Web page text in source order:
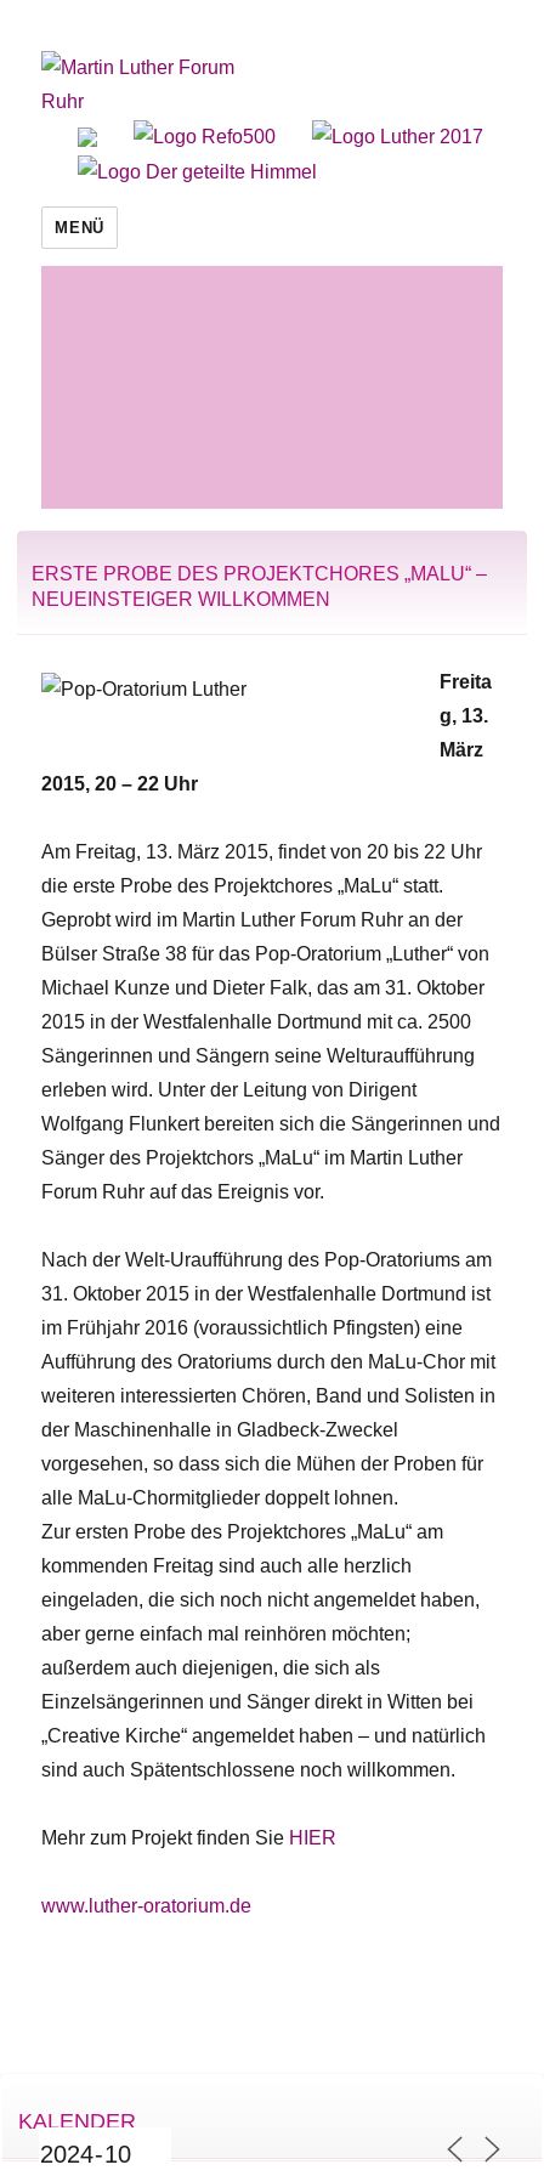
Martin Luther Forum Ruhr
MENÜ
ERSTE PROBE DES PROJEKTCHORES „MALU“ –
NEUEINSTEIGER WILLKOMMEN
Freita
g, 13.
März
2015, 20 – 22 Uhr
Am Freitag, 13. März 2015, findet von 20 bis 22 Uhr
die erste Probe des Projektchores „MaLu“ statt.
Geprobt wird im Martin Luther Forum Ruhr an der
Bülser Straße 38 für das Pop-Oratorium „Luther“ von
Michael Kunze und Dieter Falk, das am 31. Oktober
2015 in der Westfalenhalle Dortmund mit ca. 2500
Sängerinnen und Sängern seine Welturaufführung
erleben wird. Unter der Leitung von Dirigent
Wolfgang Flunkert bereiten sich die Sängerinnen und
Sänger des Projektchors „MaLu“ im Martin Luther
Forum Ruhr auf das Ereignis vor.
Nach der Welt-Uraufführung des Pop-Oratoriums am
31. Oktober 2015 in der Westfalenhalle Dortmund ist
im Frühjahr 2016 (voraussichtlich Pfingsten) eine
Aufführung des Oratoriums durch den MaLu-Chor mit
weiteren interessierten Chören, Band und Solisten in
der Maschinenhalle in Gladbeck-Zweckel
vorgesehen, so dass sich die Mühen der Proben für
alle MaLu-Chormitglieder doppelt lohnen.
Zur ersten Probe des Projektchores „MaLu“ am
kommenden Freitag sind auch alle herzlich
eingeladen, die sich noch nicht angemeldet haben,
aber gerne einfach mal reinhören möchten;
außerdem auch diejenigen, die sich als
Einzelsängerinnen und Sänger direkt in Witten bei
„Creative Kirche“ angemeldet haben – und natürlich
sind auch Spätentschlossene noch willkommen.
Mehr zum Projekt finden Sie HIER
www.luther-oratorium.de
KALENDER